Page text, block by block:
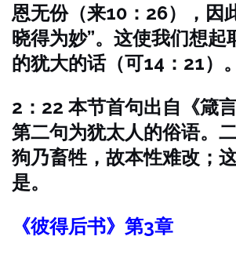
恩无份（来10：26），因
晓得为妙”。这使我们想起
的犹大的话（可14：21）。
2：22 本节首句出自《箴
第二句为犹太人的俗语。
狗乃畜牲，故本性难改；
是。
《彼得后书》第3章